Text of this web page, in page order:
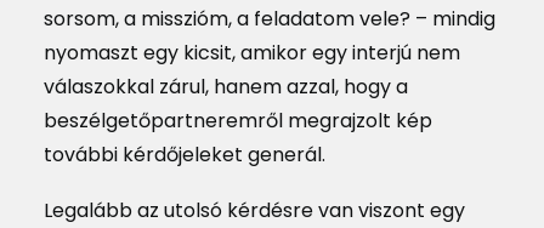
sorsom, a misszióm, a feladatom vele? – mindig
nyomaszt egy kicsit, amikor egy interjú nem
válaszokkal zárul, hanem azzal, hogy a
beszélgetőpartneremről megrajzolt kép
további kérdőjeleket generál.
Legalább az utolsó kérdésre van viszont egy